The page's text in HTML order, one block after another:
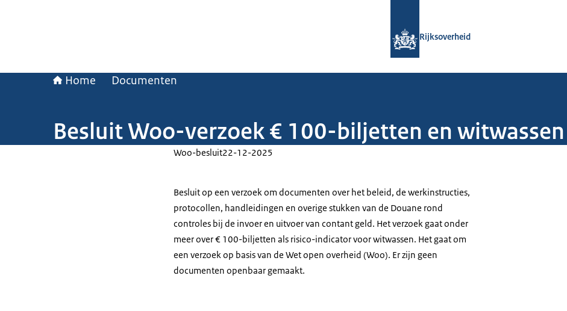
Rijksoverheid
Home Documenten
Besluit Woo-verzoek € 100-biljetten en witwassen
Woo-besluit22-12-2025
Besluit op een verzoek om documenten over het beleid, de werkinstructies,
protocollen, handleidingen en overige stukken van de Douane rond
controles bij de invoer en uitvoer van contant geld. Het verzoek gaat onder
meer over € 100-biljetten als risico-indicator voor witwassen. Het gaat om
een verzoek op basis van de Wet open overheid (Woo). Er zijn geen
documenten openbaar gemaakt.